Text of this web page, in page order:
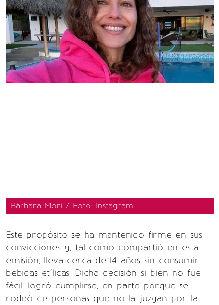
Bárbara Mori / Foto: Instagram
Este propósito se ha mantenido firme en sus
convicciones y, tal como compartió en esta
emisión, lleva cerca de 14 años sin consumir
bebidas etílicas. Dicha decisión si bien no fue
fácil, logró cumplirse, en parte porque se
rodeó de personas que no la juzgan por la